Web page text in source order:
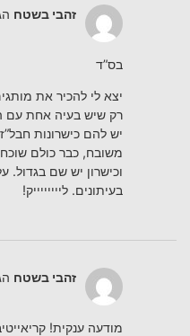
זהבי בשטח
בס”ד
יצא לי להכיר את
רק שיש בעיה אחת עם
יש להם כישרונות
משובח, כבר כולם
וכישרון יש שם בגדול.
בעיתונים. לייייייייק!
זהבי בשטח
מודעה ענקית!